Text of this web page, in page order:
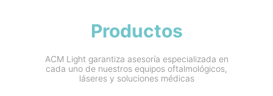
Productos
ACM Light garantiza asesoría especializada en
cada uno de nuestros equipos oftalmológicos,
láseres y soluciones médicas